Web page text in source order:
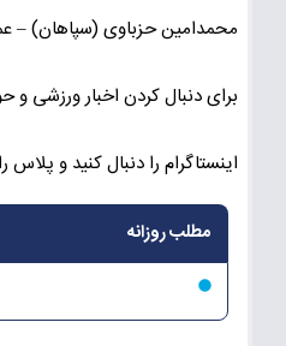
محمدامین حزباوی (سپاهان) –
برای دنبال کردن اخبار ورزشی و
اینستاگرام را دنبال کنید و
مطلب روزانه